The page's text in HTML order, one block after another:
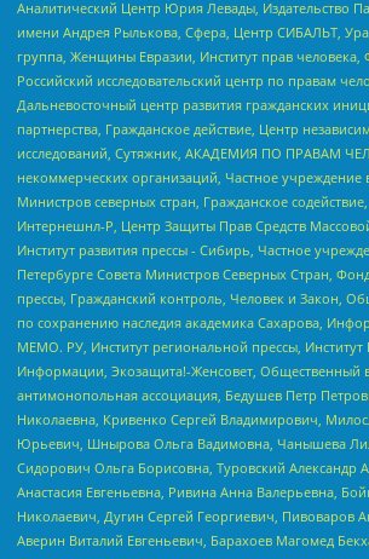
Аналитический Центр Юрия Левады, Издательство
имени Андрея Рылькова, Сфера, Центр СИБАЛЬТ,
группа, Женщины Евразии, Институт прав человека,
Российский исследовательский центр по правам
Дальневосточный центр развития гражданских
партнерства, Гражданское действие, Центр
исследований, Сутяжник, АКАДЕМИЯ ПО ПРАВАМ
некоммерческих организаций, Частное учреждение
Министров северных стран, Гражданское
Интернешнл-Р, Центр Защиты Прав Средств
Институт развития прессы - Сибирь, Частное
Петербурге Совета Министров Северных Стран,
прессы, Гражданский контроль, Человек и Закон,
по сохранению наследия академика Сахарова,
МЕМО. РУ, Институт региональной прессы, Институт
Информации, Экозащита!-Женсовет, Общественный
антимонопольная ассоциация, Бедушев Петр
Николаевна, Кривенко Сергей Владимирович,
Юрьевич, Шнырова Ольга Вадимовна, Чанышева
Сидорович Ольга Борисовна, Туровский Александр
Анастасия Евгеньевна, Ривина Анна Валерьевна,
Николаевич, Дугин Сергей Георгиевич, Пивоваров
Аверин Виталий Евгеньевич, Барахоев Магомед